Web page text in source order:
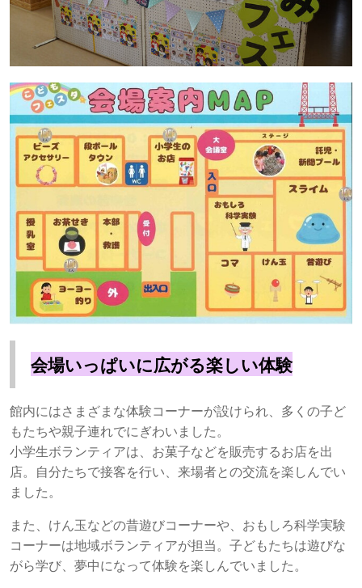
会場いっぱいに広がる楽しい体験
館内にはさまざまな体験コーナーが設けられ、多くの子ど
もたちや親子連れでにぎわいました。
小学生ボランティアは、お菓子などを販売するお店を出
店。自分たちで接客を行い、来場者との交流を楽しんでい
ました。
また、けん玉などの昔遊びコーナーや、おもしろ科学実験
コーナーは地域ボランティアが担当。子どもたちは遊びな
がら学び、夢中になって体験を楽しんでいました。